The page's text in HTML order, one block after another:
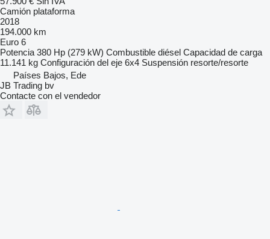
Camión plataforma
2018
194.000 km
Euro 6
Potencia 380 Hp (279 kW) Combustible diésel Capacidad de carga
11.141 kg Configuración del eje 6x4 Suspensión resorte/resorte
Países Bajos, Ede
JB Trading bv
Contacte con el vendedor